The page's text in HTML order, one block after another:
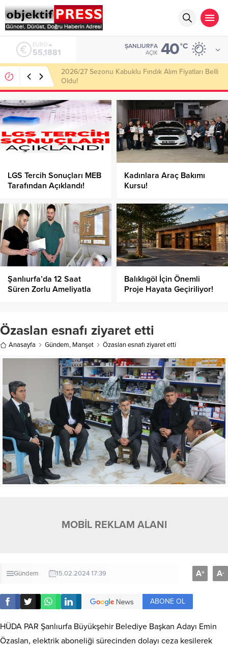
ALTIN
6.660,55
ŞANLIURFA
AÇIK 40°C
Haliliye Belediyesi Her Gün 4 Bin 898 Kişiye Sıcak
Yemek Ulaştırıyor!
LGS Tercih Sonuçları MEB
Tarafından Açıklandı!
Kadınlara Araç Bakımı
Kursu!
Şanlıurfa’da 12 Saat
Süren Zorlu Ameliyatla
Balıklıgöl İçin Önemli
Proje Hayata Geçiriliyor!
Özaslan esnafı ziyaret etti
Anasayfa Gündem, Manşet Özaslan esnafı ziyaret etti
MOBİL REKLAM ALANI
Gündem 15.02.2024 17:39 A+ A-
ABONE OL
HÜDA PAR Şanlıurfa Büyükşehir Belediye Başkan Adayı Emin
Özaslan, elektrik aboneliği sürecinden dolayı ceza kesilerek